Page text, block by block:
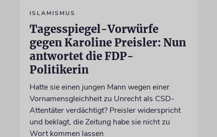
ISLAMISMUS
Tagesspiegel-Vorwürfe
gegen Karoline Preisler: Nun
antwortet die FDP-
Politikerin
Hatte sie einen jungen Mann wegen einer
Vornamensgleichheit zu Unrecht als CSD-
Attentäter verdächtigt? Preisler widerspricht
und beklagt, die Zeitung habe sie nicht zu
Wort kommen lassen